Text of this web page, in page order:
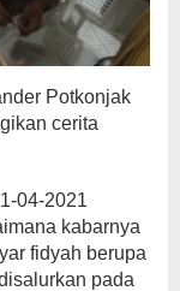
Potkonjak
cerita
04-2021
kabarnya
fidyah berupa
pada